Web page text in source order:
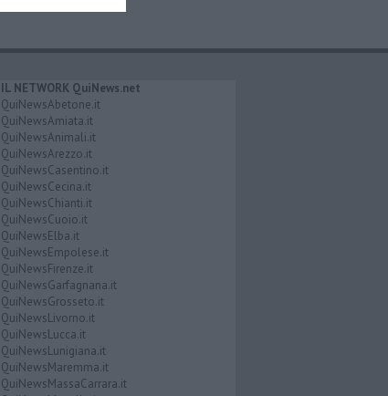
IL NETWORK QuiNews.net
QuiNewsAbetone.it
QuiNewsAmiata.it
QuiNewsAnimali.it
QuiNewsArezzo.it
QuiNewsCasentino.it
QuiNewsCecina.it
QuiNewsChianti.it
QuiNewsCuoio.it
QuiNewsElba.it
QuiNewsEmpolese.it
QuiNewsFirenze.it
QuiNewsGarfagnana.it
QuiNewsGrosseto.it
QuiNewsLivorno.it
QuiNewsLucca.it
QuiNewsLunigiana.it
QuiNewsMaremma.it
QuiNewsMassaCarrara.it